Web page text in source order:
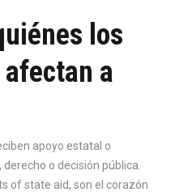
a
los
a
apoyo estatal o
o decisión pública
of state aid, son el corazón